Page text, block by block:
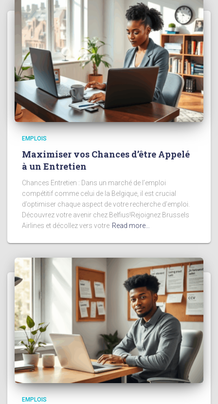
EMPLOIS
Maximiser vos Chances d’être Appelé
à un Entretien
Chances Entretien : Dans un marché de l’emploi
compétitif comme celui de la Belgique, il est crucial
d’optimiser chaque aspect de votre recherche d’emploi.
Découvrez votre avenir chez Belfius!Rejoignez Brussels
Airlines et décollez vers votre Read more…
EMPLOIS